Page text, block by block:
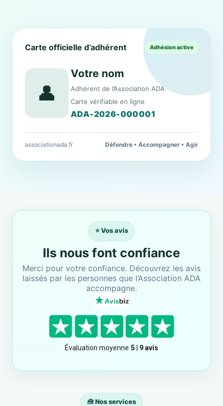
Carte officielle d’adhérent Adhésion active
👤
Votre nom
Adhérent de l’Association ADA
Carte vérifiable en ligne
ADA-2026-000001
associationada.fr Défendre • Accompagner • Agir
⭐ Vos avis
Ils nous font confiance
Merci pour votre confiance. Découvrez les avis
laissés par les personnes que l’Association ADA
accompagne.
🧰 Nos services